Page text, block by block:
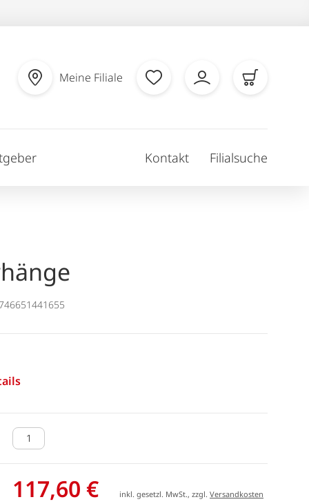
Meine Filiale
Kontakt Filialsuche
117,60 € inkl. gesetzl. MwSt., zzgl.Versandkosten